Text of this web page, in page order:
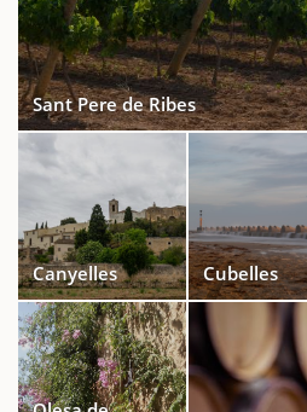
Sant Pere de Ribes
Canyelles Cubelles